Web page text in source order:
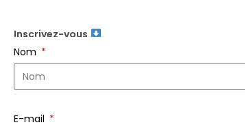
Inscrivez-vous
Nom
E-mail